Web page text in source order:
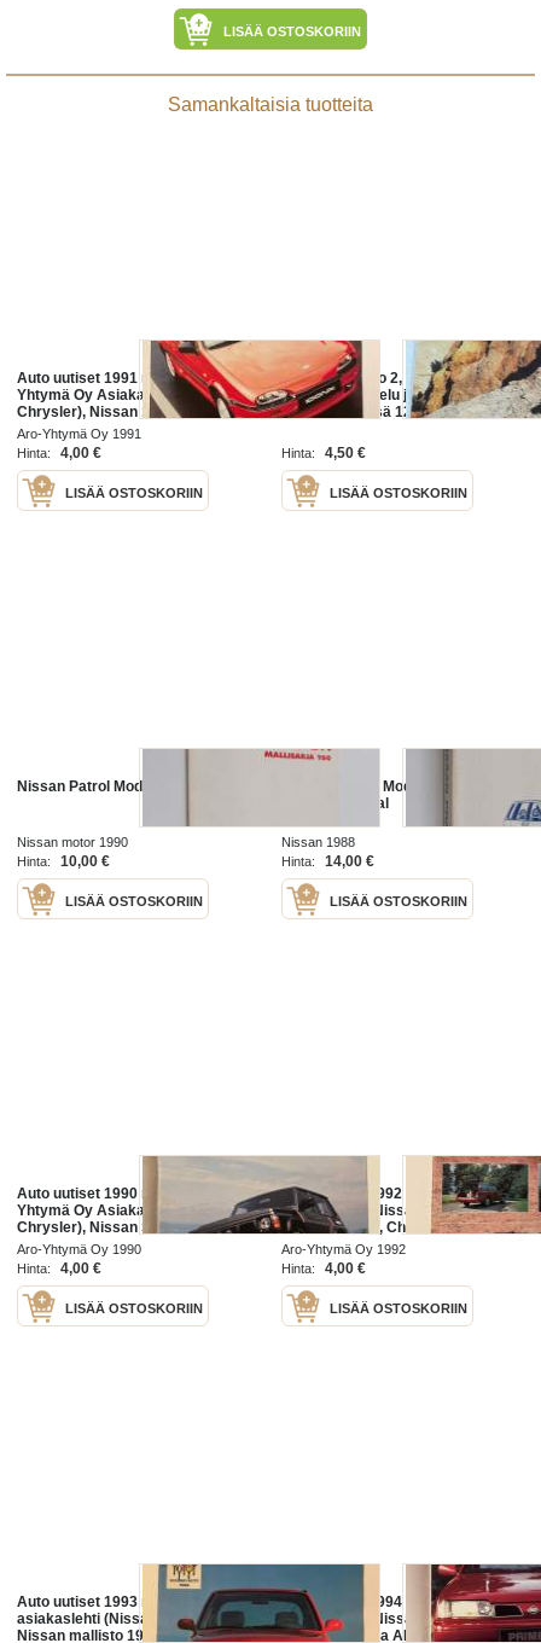
LISÄÄ OSTOSKORIIN
Samankaltaisia tuotteita
Auto uutiset 1991 nr 2 - Aro-
Yhtymä Oy Asiakaslehti (Nissan,
Chrysler), Nissan 100NX, Nissan
200SX, Nissan Sunny Wagon,
Chrysler ennakoi
Aro-Yhtymä Oy 1991
Hinta:
4,00 €
LISÄÄ OSTOSKORIIN
Nissan Terrano 2, 1 / 97. Myynti
esite ja Varustelu ja tekniset tiedot.
Sivuja yhteensä 12.
Hinta: 4,50 €
LISÄÄ OSTOSKORIIN
Nissan Patrol Model Y60 Series
Nissan motor 1990
Hinta:
10,00 €
LISÄÄ OSTOSKORIIN
Nissan Prairie Model M11 series -
Service manual
Nissan 1988
Hinta:
14,00 €
LISÄÄ OSTOSKORIIN
Auto uutiset 1990 nr 1 - Aro-
Yhtymä Oy Asiakaslehti (Nissan,
Chrysler), Nissan Skyline GT-R,
Nissan Patrol GR
Aro-Yhtymä Oy 1990
Hinta:
4,00 €
LISÄÄ OSTOSKORIIN
Auto uutiset 1992 nr 2 -Nissan
asiakaslehti (Nissan, Chrysler),
Nissan 100NX, Chrysler Grand
Voyager SE
Aro-Yhtymä Oy 1992
Hinta:
4,00 €
LISÄÄ OSTOSKORIIN
Auto uutiset 1993 nr 2 -Nissan
asiakaslehti (Nissan, Chrysler),
Nissan mallisto 1993
Auto uutiset 1994 nr 4 -Nissan
asiakaslehti (Nissan, Chrysler),
Nissan Primera ABS, Jeep Grand